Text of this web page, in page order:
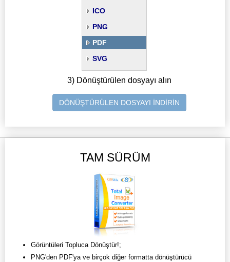
ICO
PNG
PDF
SVG
3) Dönüştürülen dosyayı alın
DÖNÜŞTÜRÜLEN DOSYAYI İNDİRİN
TAM SÜRÜM
Görüntüleri Topluca Dönüştür!;
PNG'den PDF'ya ve birçok diğer formatta dönüştürücü